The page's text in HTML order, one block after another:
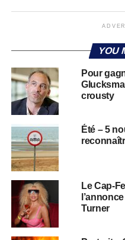
YOU
Pour
crousty
Été – 5
Le Cap-
Turner